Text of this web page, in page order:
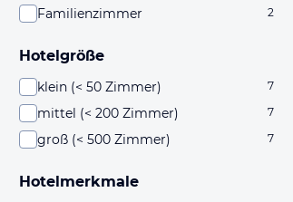
Familienzimmer 2
Hotelgröße
klein (< 50 Zimmer) 7
mittel (< 200 Zimmer) 7
groß (< 500 Zimmer) 7
Hotelmerkmale